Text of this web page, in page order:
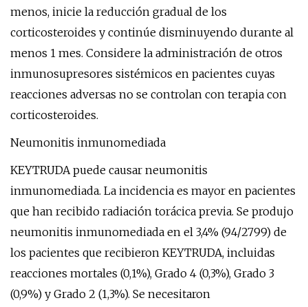
menos, inicie la reducción gradual de los
corticosteroides y continúe disminuyendo durante al
menos 1 mes. Considere la administración de otros
inmunosupresores sistémicos en pacientes cuyas
reacciones adversas no se controlan con terapia con
corticosteroides.
Neumonitis inmunomediada
KEYTRUDA puede causar neumonitis
inmunomediada. La incidencia es mayor en pacientes
que han recibido radiación torácica previa. Se produjo
neumonitis inmunomediada en el 3,4% (94/2799) de
los pacientes que recibieron KEYTRUDA, incluidas
reacciones mortales (0,1%), Grado 4 (0,3%), Grado 3
(0,9%) y Grado 2 (1,3%). Se necesitaron